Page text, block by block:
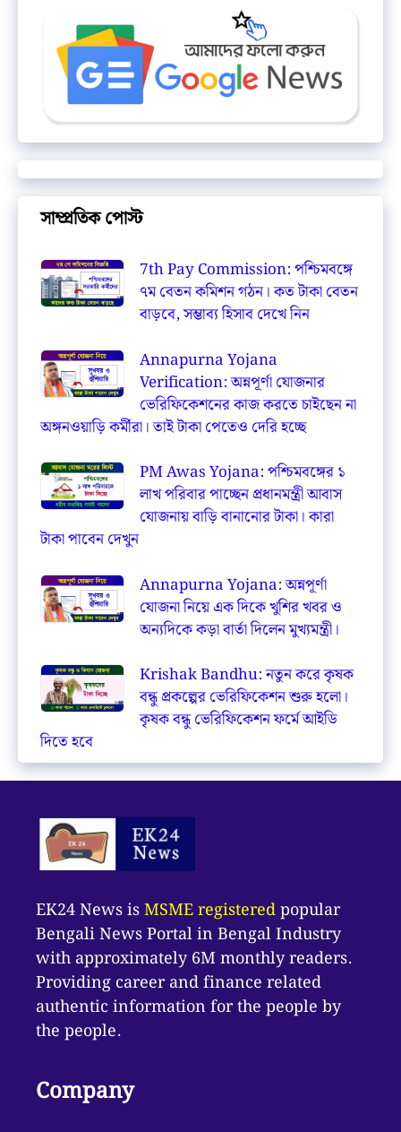
সাম্প্রতিক পোস্ট
7th Pay Commission: পশ্চিমবঙ্গে
৭ম বেতন কমিশন গঠন। কত টাকা বেতন
বাড়বে, সম্ভাব্য হিসাব দেখে নিন
Annapurna Yojana
Verification: অন্নপূর্ণা যোজনার
ভেরিফিকেশনের কাজ করতে চাইছেন না
অঙ্গনওয়াড়ি কর্মীরা। তাই টাকা পেতেও দেরি হচ্ছে
PM Awas Yojana: পশ্চিমবঙ্গের ১
লাখ পরিবার পাচ্ছেন প্রধানমন্ত্রী আবাস
যোজনায় বাড়ি বানানোর টাকা। কারা
টাকা পাবেন দেখুন
Annapurna Yojana: অন্নপূর্ণা
যোজনা নিয়ে এক দিকে খুশির খবর ও
অন্যদিকে কড়া বার্তা দিলেন মুখ্যমন্ত্রী।
Krishak Bandhu: নতুন করে কৃষক
বন্ধু প্রকল্পের ভেরিফিকেশন শুরু হলো।
কৃষক বন্ধু ভেরিফিকেশন ফর্মে আইডি
দিতে হবে
EK24 News isMSME registeredpopular
Bengali News Portal in Bengal Industry
with approximately 6M monthly readers.
Providing career and finance related
authentic information for the people by
the people.
Company